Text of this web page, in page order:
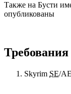
Также на Бусти
опубликованы
Требования
Skyrim SE/AE